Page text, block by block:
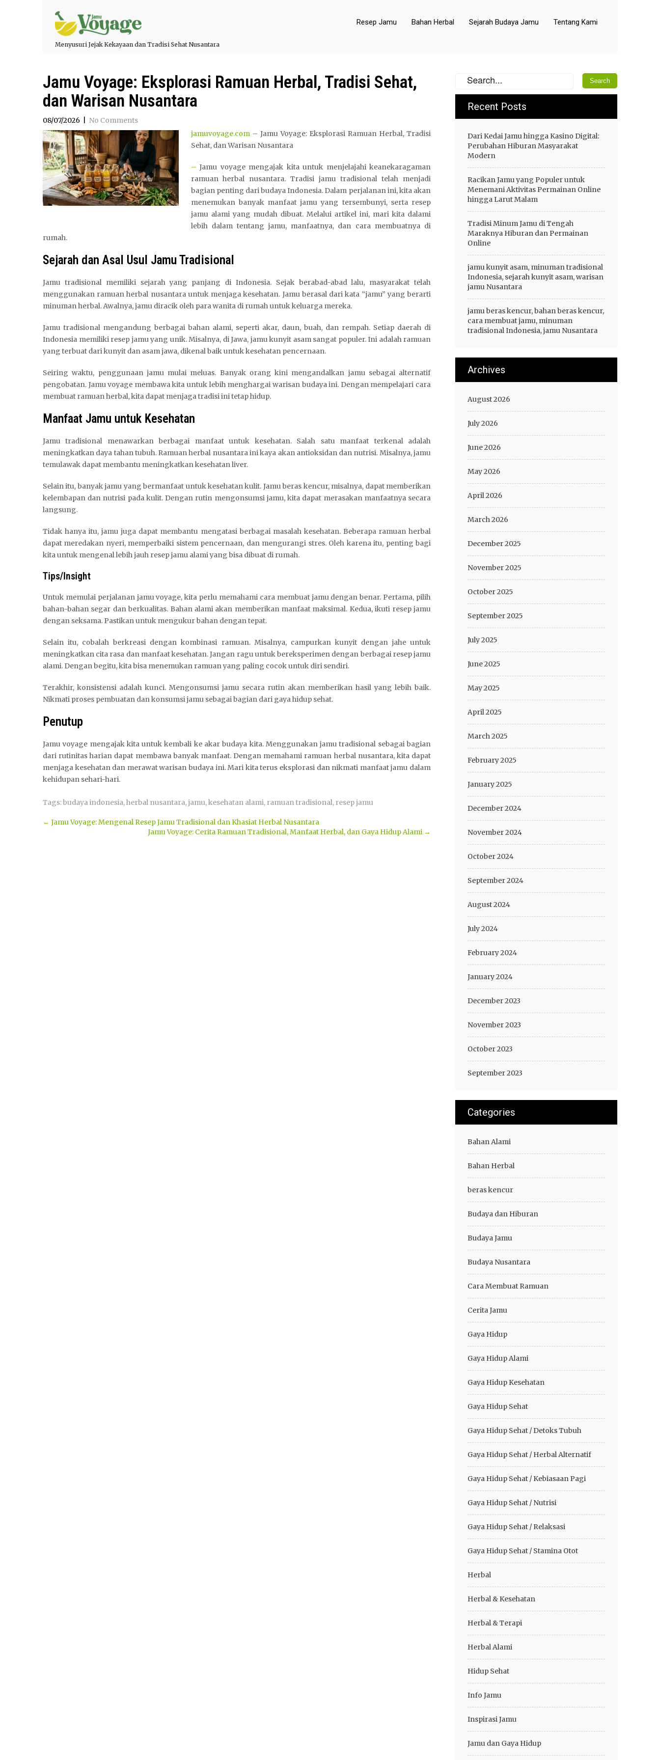
Menyusuri Jejak Kekayaan dan Tradisi Sehat Nusantara
Resep Jamu Bahan Herbal Sejarah Budaya Jamu Tentang Kami
Jamu Voyage: Eksplorasi Ramuan Herbal, Tradisi Sehat,
dan Warisan Nusantara
08/07/2026
No Comments
jamuvoyage.com– Jamu Voyage: Eksplorasi Ramuan Herbal, Tradisi
Sehat, dan Warisan Nusantara
– Jamu voyage mengajak kita untuk menjelajahi keanekaragaman
ramuan herbal nusantara. Tradisi jamu tradisional telah menjadi
bagian penting dari budaya Indonesia. Dalam perjalanan ini, kita akan
menemukan banyak manfaat jamu yang tersembunyi, serta resep
jamu alami yang mudah dibuat. Melalui artikel ini, mari kita dalami
lebih dalam tentang jamu, manfaatnya, dan cara membuatnya di
rumah.
Sejarah dan Asal Usul Jamu Tradisional
Jamu tradisional memiliki sejarah yang panjang di Indonesia. Sejak berabad-abad lalu, masyarakat telah
menggunakan ramuan herbal nusantara untuk menjaga kesehatan. Jamu berasal dari kata “jamu” yang berarti
minuman herbal. Awalnya, jamu diracik oleh para wanita di rumah untuk keluarga mereka.
Jamu tradisional mengandung berbagai bahan alami, seperti akar, daun, buah, dan rempah. Setiap daerah di
Indonesia memiliki resep jamu yang unik. Misalnya, di Jawa, jamu kunyit asam sangat populer. Ini adalah ramuan
yang terbuat dari kunyit dan asam jawa, dikenal baik untuk kesehatan pencernaan.
Seiring waktu, penggunaan jamu mulai meluas. Banyak orang kini mengandalkan jamu sebagai alternatif
pengobatan. Jamu voyage membawa kita untuk lebih menghargai warisan budaya ini. Dengan mempelajari cara
membuat ramuan herbal, kita dapat menjaga tradisi ini tetap hidup.
Manfaat Jamu untuk Kesehatan
Jamu tradisional menawarkan berbagai manfaat untuk kesehatan. Salah satu manfaat terkenal adalah
meningkatkan daya tahan tubuh. Ramuan herbal nusantara ini kaya akan antioksidan dan nutrisi. Misalnya, jamu
temulawak dapat membantu meningkatkan kesehatan liver.
Selain itu, banyak jamu yang bermanfaat untuk kesehatan kulit. Jamu beras kencur, misalnya, dapat memberikan
kelembapan dan nutrisi pada kulit. Dengan rutin mengonsumsi jamu, kita dapat merasakan manfaatnya secara
langsung.
Tidak hanya itu, jamu juga dapat membantu mengatasi berbagai masalah kesehatan. Beberapa ramuan herbal
dapat meredakan nyeri, memperbaiki sistem pencernaan, dan mengurangi stres. Oleh karena itu, penting bagi
kita untuk mengenal lebih jauh resep jamu alami yang bisa dibuat di rumah.
Tips/Insight
Untuk memulai perjalanan jamu voyage, kita perlu memahami cara membuat jamu dengan benar. Pertama, pilih
bahan-bahan segar dan berkualitas. Bahan alami akan memberikan manfaat maksimal. Kedua, ikuti resep jamu
dengan seksama. Pastikan untuk mengukur bahan dengan tepat.
Selain itu, cobalah berkreasi dengan kombinasi ramuan. Misalnya, campurkan kunyit dengan jahe untuk
meningkatkan cita rasa dan manfaat kesehatan. Jangan ragu untuk bereksperimen dengan berbagai resep jamu
alami. Dengan begitu, kita bisa menemukan ramuan yang paling cocok untuk diri sendiri.
Terakhir, konsistensi adalah kunci. Mengonsumsi jamu secara rutin akan memberikan hasil yang lebih baik.
Nikmati proses pembuatan dan konsumsi jamu sebagai bagian dari gaya hidup sehat.
Penutup
Jamu voyage mengajak kita untuk kembali ke akar budaya kita. Menggunakan jamu tradisional sebagai bagian
dari rutinitas harian dapat membawa banyak manfaat. Dengan memahami ramuan herbal nusantara, kita dapat
menjaga kesehatan dan merawat warisan budaya ini. Mari kita terus eksplorasi dan nikmati manfaat jamu dalam
kehidupan sehari-hari.
Tags:budaya indonesia,herbal nusantara,jamu,kesehatan alami, ramuan tradisional, resep jamu
Post
← Jamu Voyage: Mengenal Resep Jamu Tradisional dan Khasiat Herbal Nusantara
Jamu Voyage: Cerita Ramuan Tradisional, Manfaat Herbal, dan Gaya Hidup Alami →
Recent Posts
Dari Kedai Jamu hingga Kasino Digital:
Perubahan Hiburan Masyarakat
Modern
Racikan Jamu yang Populer untuk
Menemani Aktivitas Permainan Online
hingga Larut Malam
Tradisi Minum Jamu di Tengah
Maraknya Hiburan dan Permainan
Online
jamu kunyit asam, minuman tradisional
Indonesia, sejarah kunyit asam, warisan
jamu Nusantara
jamu beras kencur, bahan beras kencur,
cara membuat jamu, minuman
tradisional Indonesia, jamu Nusantara
Archives
August 2026
July 2026
June 2026
May 2026
April 2026
March 2026
December 2025
November 2025
October 2025
September 2025
July 2025
June 2025
May 2025
April 2025
March 2025
February 2025
January 2025
December 2024
November 2024
October 2024
September 2024
August 2024
July 2024
February 2024
January 2024
December 2023
November 2023
October 2023
September 2023
Categories
Bahan Alami
Bahan Herbal
beras kencur
Budaya dan Hiburan
Budaya Jamu
Budaya Nusantara
Cara Membuat Ramuan
Cerita Jamu
Gaya Hidup
Gaya Hidup Alami
Gaya Hidup Kesehatan
Gaya Hidup Sehat
Gaya Hidup Sehat / Detoks Tubuh
Gaya Hidup Sehat / Herbal Alternatif
Gaya Hidup Sehat / Kebiasaan Pagi
Gaya Hidup Sehat / Nutrisi
Gaya Hidup Sehat / Relaksasi
Gaya Hidup Sehat / Stamina Otot
Herbal
Herbal & Kesehatan
Herbal & Terapi
Herbal Alami
Hidup Sehat
Info Jamu
Inspirasi Jamu
Jamu dan Gaya Hidup